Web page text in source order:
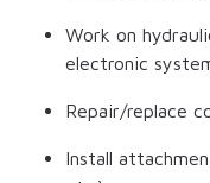
Work on
electronic
Repair/replace
Install